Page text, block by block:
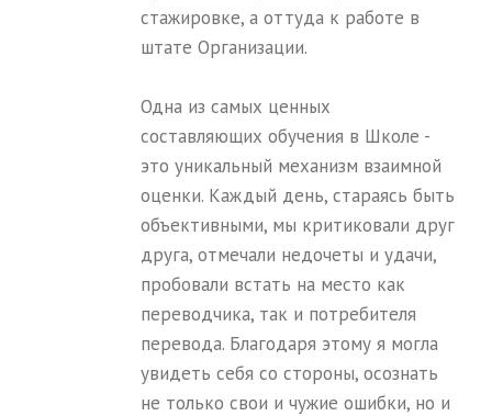
стажировке, а оттуда к работе в
штате Организации.
Одна из самых ценных
составляющих обучения в Школе -
это уникальный механизм взаимной
оценки. Каждый день, стараясь быть
объективными, мы критиковали друг
друга, отмечали недочеты и удачи,
пробовали встать на место как
переводчика, так и потребителя
перевода. Благодаря этому я могла
увидеть себя со стороны, осознать
не только свои и чужие ошибки, но и